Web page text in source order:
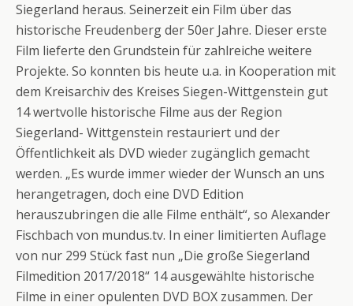
Siegerland heraus. Seinerzeit ein Film über das
historische Freudenberg der 50er Jahre. Dieser erste
Film lieferte den Grundstein für zahlreiche weitere
Projekte. So konnten bis heute u.a. in Kooperation mit
dem Kreisarchiv des Kreises Siegen-Wittgenstein gut
14 wertvolle historische Filme aus der Region
Siegerland- Wittgenstein restauriert und der
Öffentlichkeit als DVD wieder zugänglich gemacht
werden. „Es wurde immer wieder der Wunsch an uns
herangetragen, doch eine DVD Edition
herauszubringen die alle Filme enthält“, so Alexander
Fischbach von mundus.tv. In einer limitierten Auflage
von nur 299 Stück fast nun „Die große Siegerland
Filmedition 2017/2018“ 14 ausgewählte historische
Filme in einer opulenten DVD BOX zusammen. Der